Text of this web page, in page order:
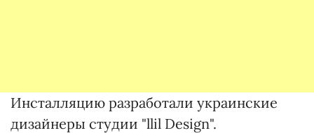
Инсталляцию разработали украинские
дизайнеры студии "llil Design".